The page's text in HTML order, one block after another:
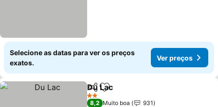
Selecione as datas para ver os preços
exatos.
Ver preços
PartilharAdicionar aos favoritos
Du Lac
2 Estrelas
8,2 Muito boa
931